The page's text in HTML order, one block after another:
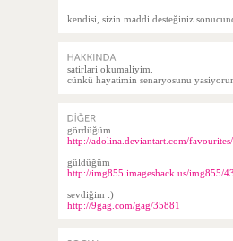
kendisi, sizin maddi desteğiniz
satirlari okumaliyim.
cünkü hayatimin senaryosunu
gördüğüm
http://adolina.deviantart.com/
güldüğüm
http://img855.imageshack.us/img855/
sevdiğim :)
http://9gag.com/gag/35881